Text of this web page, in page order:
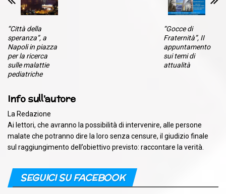
“Città della
speranza”, a
Napoli in piazza
per la ricerca
sulle malattie
pediatriche
“Gocce di
Fraternità”, II
appuntamento
sui temi di
attualità
Info sull'autore
La Redazione
Ai lettori, che avranno la possibilità di intervenire, alle persone
malate che potranno dire la loro senza censure, il giudizio finale
sul raggiungimento dell’obiettivo previsto: raccontare la verità.
SEGUICI SU FACEBOOK